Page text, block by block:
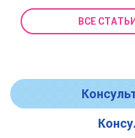
ВСЕ